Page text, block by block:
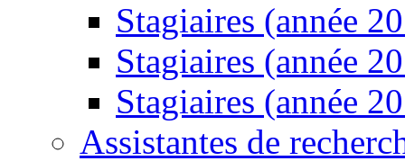
Stagiaires (année
Stagiaires (année
Stagiaires (année
Assistantes de